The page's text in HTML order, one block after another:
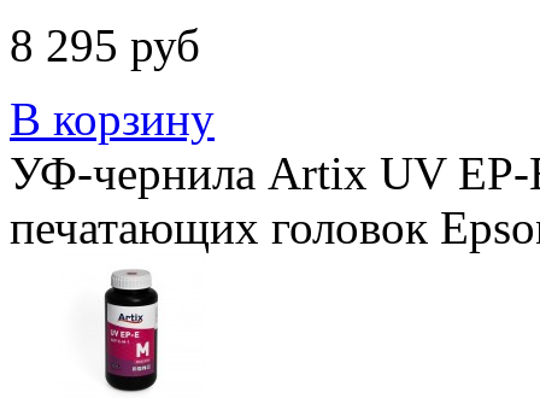
8 295 руб
В корзину
УФ-чернила Artix UV EP-
печатающих головок